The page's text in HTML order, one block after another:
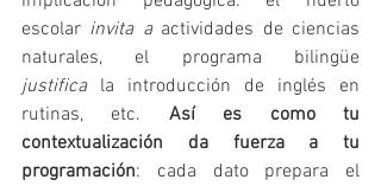
escolar invita a actividades de ciencias
justifica la introducción de inglés en
rutinas, etc. Así es como tu
contextualización da fuerza a tu
programación: cada dato prepara el